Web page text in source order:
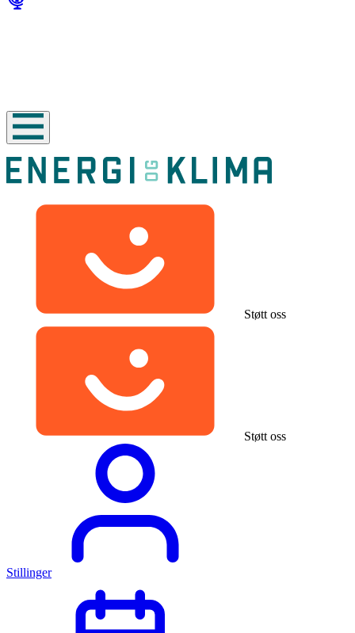
Støtt oss
Støtt oss
Stillinger